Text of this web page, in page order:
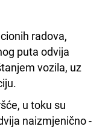
radova,
puta odvija
vozila, uz
u toku su
naizmjenično -